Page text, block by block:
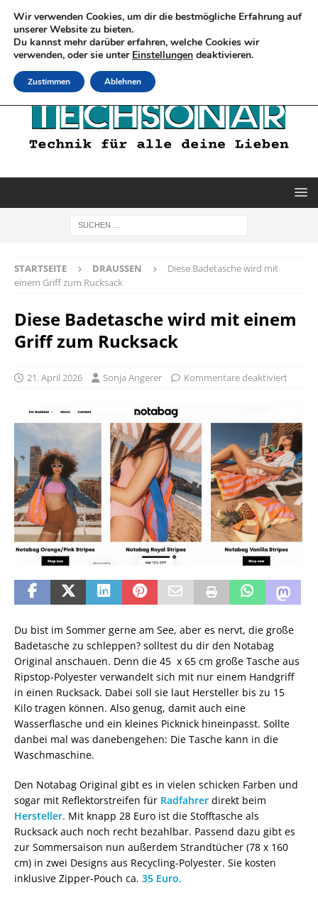
STARTSEITE DRAUSSEN
Diese Badetasche wird mit
einem Griff zum Rucksack
Diese Badetasche wird mit einem
Griff zum Rucksack
21. April 2026 Sonja Angerer Kommentare deaktiviert
Du bist im Sommer gerne am See, aber es nervt, die große
Badetasche zu schleppen? solltest du dir den Notabag
Original anschauen. Denn die 45 x 65 cm große Tasche aus
Ripstop-Polyester verwandelt sich mit nur einem Handgriff
in einen Rucksack. Dabei soll sie laut Hersteller bis zu 15
Kilo tragen können. Also genug, damit auch eine
Wasserflasche und ein kleines Picknick hineinpasst. Sollte
danbei mal was danebengehen: Die Tasche kann in die
Waschmaschine.
Den Notabag Original gibt es in vielen schicken Farben und
sogar mit Reflektorstreifen für Radfahrer direkt beim
Hersteller. Mit knapp 28 Euro ist die Stofftasche als
Rucksack auch noch recht bezahlbar. Passend dazu gibt es
zur Sommersaison nun außerdem Strandtücher (78 x 160
cm) in zwei Designs aus Recycling-Polyester. Sie kosten
inklusive Zipper-Pouch ca. 35 Euro.
Wir verwenden Cookies, um dir die bestmögliche Erfahrung auf
unserer Website zu bieten.
Du kannst mehr darüber erfahren, welche Cookies wir
verwenden, oder sie unter Einstellungen deaktivieren.
Zustimmen Ablehnen